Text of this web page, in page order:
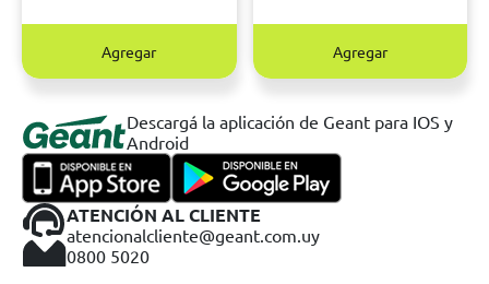
Agregar Agregar
Descargá la aplicación de Geant para IOS y
Android
ATENCIÓN AL CLIENTE
atencionalcliente@geant.com.uy
0800 5020